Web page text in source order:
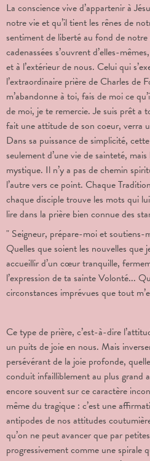
La conscience vive d’appartenir à
notre vie et qu’il tient les rênes de
sentiment de liberté au fond de
cadenassées s’ouvrent d’elles-
et à l’extérieur de nous. Celui qui
l’extraordinaire prière de Charles de
m’abandonne à toi, fais de moi ce
de moi, je te remercie. Je suis prêt a
fait une attitude de son coeur, verra
Dans sa puissance de simplicité,
seulement d’une vie de sainteté,
mystique. Il n’y a pas de chemin
l’autre vers ce point. Chaque
chaque disciple trouve les mots qui
lire dans la prière bien connue des
" Seigneur, prépare-moi et soutiens-
Quelles que soient les nouvelles que
accueillir d’un cœur tranquille,
l’expression de ta sainte Volonté...
circonstances imprévues que tout
Ce type de prière, c’est-à-dire
un puits de joie en nous. Mais
persévérant de la joie profonde,
conduit infailliblement au plus grand
encore souvent sur ce caractère
même du tragique : c’est une
antipodes de nos attitudes
qu’on ne peut avancer que par
progressivement comme une spirale